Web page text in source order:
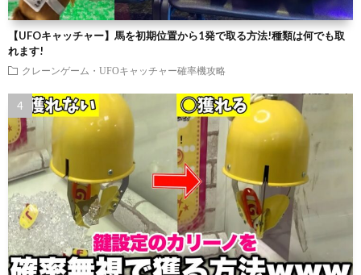
【UFOキャッチャー】馬を初期位置から1発で取る方法!種類は何でも取
れます!
クレーンゲーム・UFOキャッチャー確率機攻略